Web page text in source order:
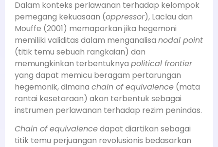
Dalam konteks perlawanan terhadap kelompok
pemegang kekuasaan (oppressor), Laclau dan
Mouffe (2001) memaparkan jika hegemoni
memiliki validitas dalam menganalisa nodal point
(titik temu sebuah rangkaian) dan
memungkinkan terbentuknya political frontier
yang dapat memicu beragam pertarungan
hegemonik, dimana chain of equivalence (mata
rantai kesetaraan) akan terbentuk sebagai
instrumen perlawanan terhadap rezim penindas.
Chain of equivalencedapat diartikan sebagai
titik temu perjuangan revolusionis bedasarkan